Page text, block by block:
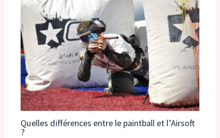
Quelles différences entre le paintball et l’Airsoft
?